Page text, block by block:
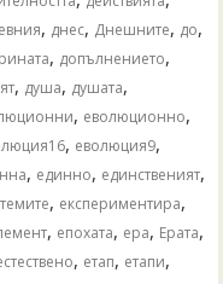
, днес, Днешните, до,
, допълнението,
, душа, душата,
, еволюционно,
, еволюция9,
, единно, единственият,
, експериментира,
, епохата, ера, Ерата,
, етап, етапи,